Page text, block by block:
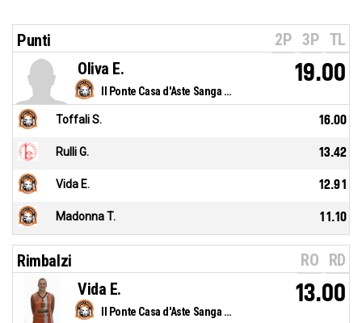
Punti 2P 3P TL
Il Ponte Casa d'Aste Sanga Milano
Oliva E. 19.00
Toffali S. 16.00
Rulli G. 13.42
Vida E. 12.91
Madonna T. 11.10
Rimbalzi RO RD
Il Ponte Casa d'Aste Sanga Milano
Vida E. 13.00